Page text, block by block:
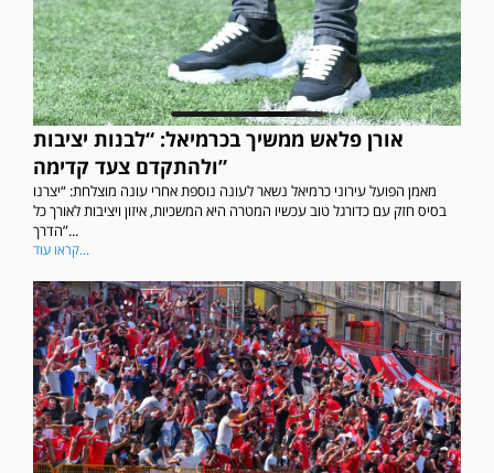
אורן פלאש ממשיך בכרמיאל: “לבנות יציבות
ולהתקדם צעד קדימה”
מאמן הפועל עירוני כרמיאל נשאר לעונה נוספת אחרי עונה מוצלחת: “יצרנו
בסיס חזק עם כדורגל טוב עכשיו המטרה היא המשכיות, איזון ויציבות לאורך כל
הדרך”...
קראו עוד...